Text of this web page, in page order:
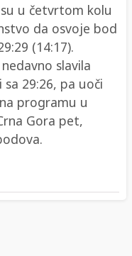
u četvrtom kolu
da osvoje bod
(14:17).
slavila
29:26, pa uoči
programu u
Gora pet,